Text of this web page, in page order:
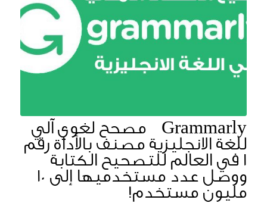
Grammarly مصحح لغوي آلي
للغة الانجليزية مصنف بالأداة رقم
1 في العالم للتصحيح الكتابة
ووصل عدد مستخدميها إلى 10
مليون مستخدم!